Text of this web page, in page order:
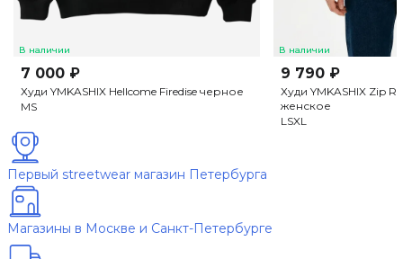
В наличии
7 000 ₽
Худи YMKASHIX Hellcome Firedise черное
MS
В наличии
9 790 ₽
Худи YMKASHIX Zip
женское
L SXL
Первый streetwear магазин Петербурга
Магазины в Москве и Санкт-Петербурге